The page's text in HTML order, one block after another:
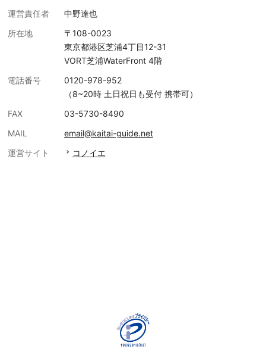
運営責任者
中野達也
所在地
〒108-0023
東京都港区芝浦4丁目12-31
VORT芝浦WaterFront 4階
電話番号
0120-978-952
（8~20時 土日祝日も受付 携帯可）
FAX
03-5730-8490
MAIL
email@kaitai-guide.net
運営サイト
コノイエ